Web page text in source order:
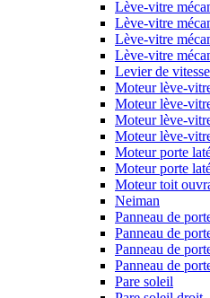
Lève-vitre
Lève-vitre
Lève-vitre
Lève-vitre
Levier de
Moteur lève-
Moteur lève-
Moteur lève-
Moteur lève-
Moteur porte
Moteur porte
Moteur toit
Neiman
Panneau de
Panneau de
Panneau de
Panneau de
Pare soleil